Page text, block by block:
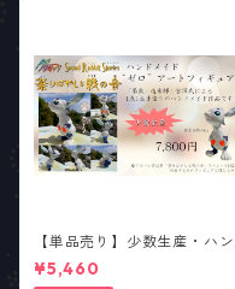
【単品売り】少数生産・ハン
ドメイド ”ゼロ” アートフィギ
ュア
¥5,460